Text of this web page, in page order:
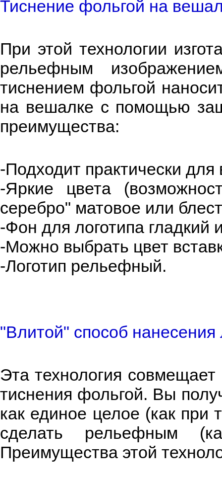
Тиснение фольгой на
При этой технологии
рельефным
тиснением фольгой
на вешалке с помощью
преимущества:
-Подходит практически
-Яркие цвета
серебро" матовое или
-Фон для логотипа гладкий
-Можно выбрать цвет
-Логотип рельефный.
"Влитой" способ нанесения
Эта технология
тиснения фольгой. Вы
как единое целое (как при
сделать рельефным
Преимущества этой